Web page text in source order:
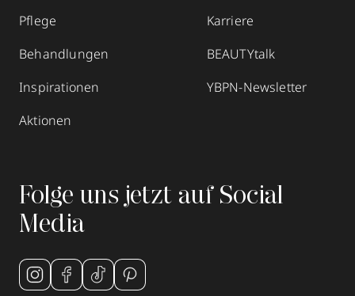
Pflege
Behandlungen
Inspirationen
Aktionen
Karriere
BEAUTYtalk
YBPN-Newsletter
Folge uns jetzt auf Social
Media